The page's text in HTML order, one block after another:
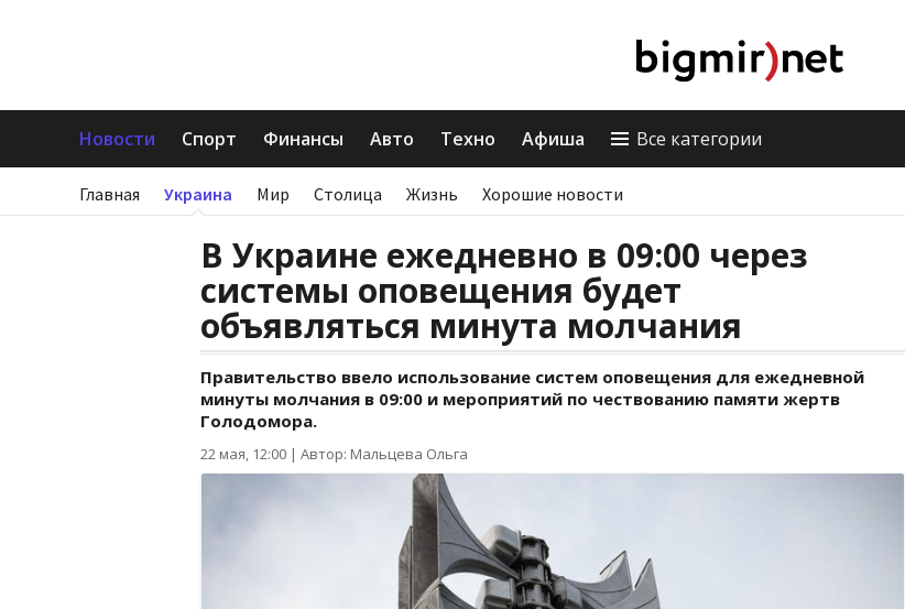
Новости Спорт Финансы Авто Техно Афиша Все категории
Главная Украина Мир Столица Жизнь Хорошие новости
В Украине ежедневно в 09:00 через
системы оповещения будет
объявляться минута молчания
Правительство ввело использование систем оповещения для ежедневной
минуты молчания в 09:00 и мероприятий по чествованию памяти жертв
Голодомора.
22 мая, 12:00 | Автор: Мальцева Ольга